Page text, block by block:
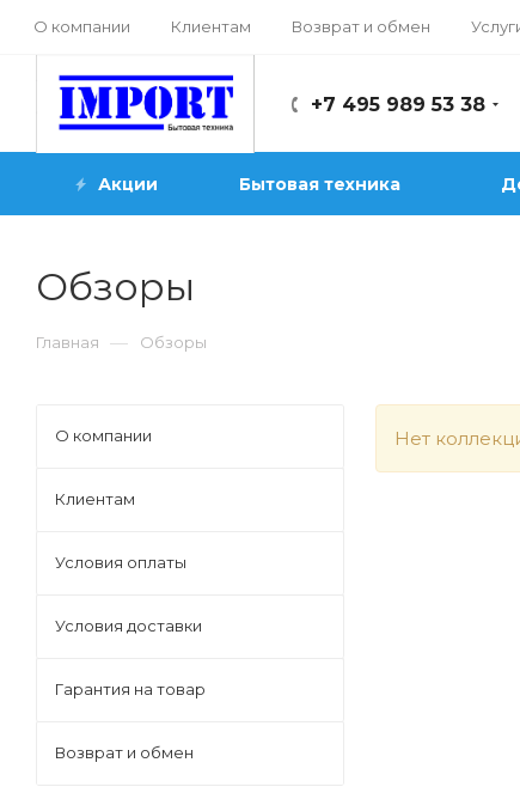
О компании Клиентам Возврат и обмен
+7 495 989 53 38
Акции Бытовая техника
Обзоры
Главная — Обзоры
Нет
О компании
Клиентам
Условия оплаты
Условия доставки
Гарантия на товар
Возврат и обмен